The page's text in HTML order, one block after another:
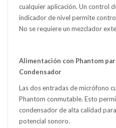
cualquier aplicación. Un control
indicador de nivel permite
No se requiere un mezclador
Alimentación con Phantom
Condensador
Las dos entradas de micrófono
Phantom conmutable. Esto
condensador de alta calidad
potencial sonoro.